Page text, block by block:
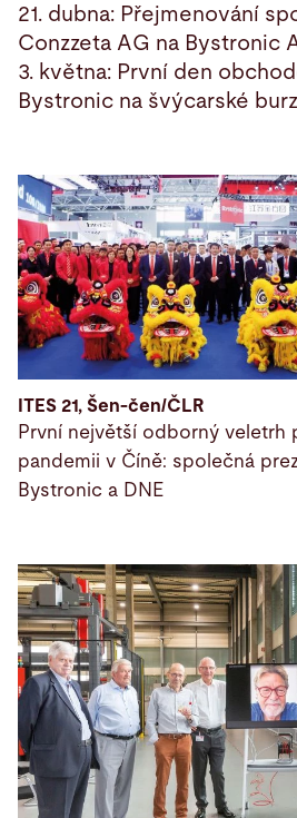
21. dubna: Přejmenování
Conzzeta AG na Bystronic
3. května: První den
Bystronic na švýcarské
ITES 21, Šen-čen/ČLR
První největší odborný veletrh
pandemii v Číně: společná
Bystronic a DNE